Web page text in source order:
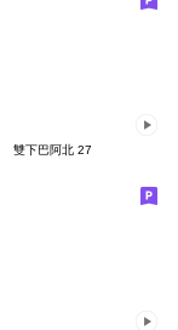
雙下巴阿北 27